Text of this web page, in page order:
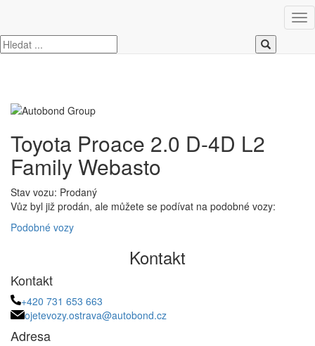
Toyota Proace 2.0 D-4D L2
Family Webasto
Stav vozu: Prodaný
Vůz byl již prodán, ale můžete se podívat na podobné vozy:
Podobné vozy
Kontakt
Kontakt
+420 731 653 663
ojetevozy.ostrava@autobond.cz
Adresa